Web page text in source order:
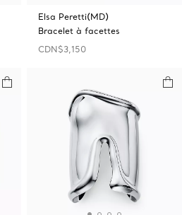
Elsa Peretti(MD)
Bracelet à facettes
CDN$3,150